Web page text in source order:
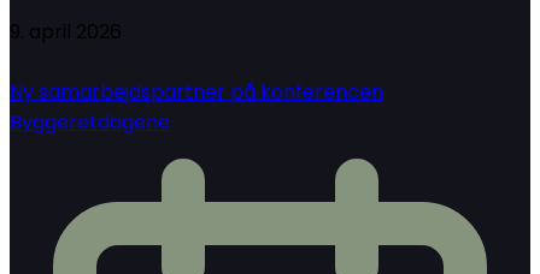
9. april 2026
Ny samarbejdspartner på konferencen
Byggeretdagene